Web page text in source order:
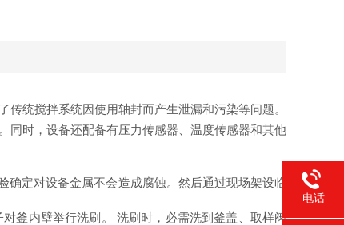
统搅拌系统因使用轴封而产生泄漏和污染等问题。
同时，设备还配备有压力传感器、温度传感器和其他
定对设备金属不会造成腐蚀。然后通过现场架设临
釜内壁举行洗刷。 洗刷时，必需洗到釜盖、取样阀
电话